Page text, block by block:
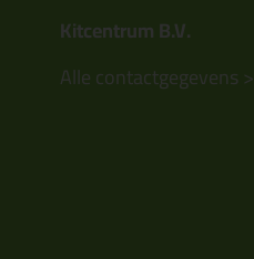
Kitcentrum B.V.
Alle contactgegevens >